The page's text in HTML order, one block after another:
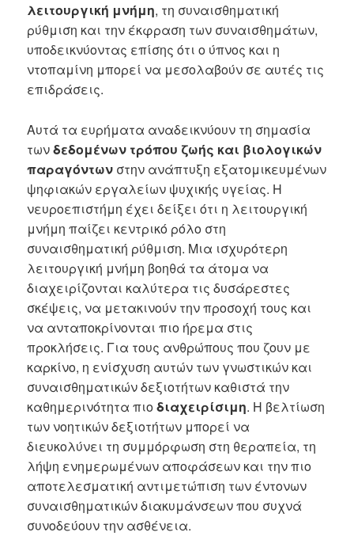
λειτουργική μνήμη, τη συναισθηματική
ρύθμιση και την έκφραση των συναισθημάτων,
υποδεικνύοντας επίσης ότι ο ύπνος και η
ντοπαμίνη μπορεί να μεσολαβούν σε αυτές τις
επιδράσεις.
Αυτά τα ευρήματα αναδεικνύουν τη σημασία
τωνδεδομένων τρόπου ζωής και βιολογικών
παραγόντων στην ανάπτυξη εξατομικευμένων
ψηφιακών εργαλείων ψυχικής υγείας. Η
νευροεπιστήμη έχει δείξει ότι η λειτουργική
μνήμη παίζει κεντρικό ρόλο στη
συναισθηματική ρύθμιση. Μια ισχυρότερη
λειτουργική μνήμη βοηθά τα άτομα να
διαχειρίζονται καλύτερα τις δυσάρεστες
σκέψεις, να μετακινούν την προσοχή τους και
να ανταποκρίνονται πιο ήρεμα στις
προκλήσεις. Για τους ανθρώπους που ζουν με
καρκίνο, η ενίσχυση αυτών των γνωστικών και
συναισθηματικών δεξιοτήτων καθιστά την
καθημερινότητα πιοδιαχειρίσιμη. Η βελτίωση
των νοητικών δεξιοτήτων μπορεί να
διευκολύνει τη συμμόρφωση στη θεραπεία, τη
λήψη ενημερωμένων αποφάσεων και την πιο
αποτελεσματική αντιμετώπιση των έντονων
συναισθηματικών διακυμάνσεων που συχνά
συνοδεύουν την ασθένεια.